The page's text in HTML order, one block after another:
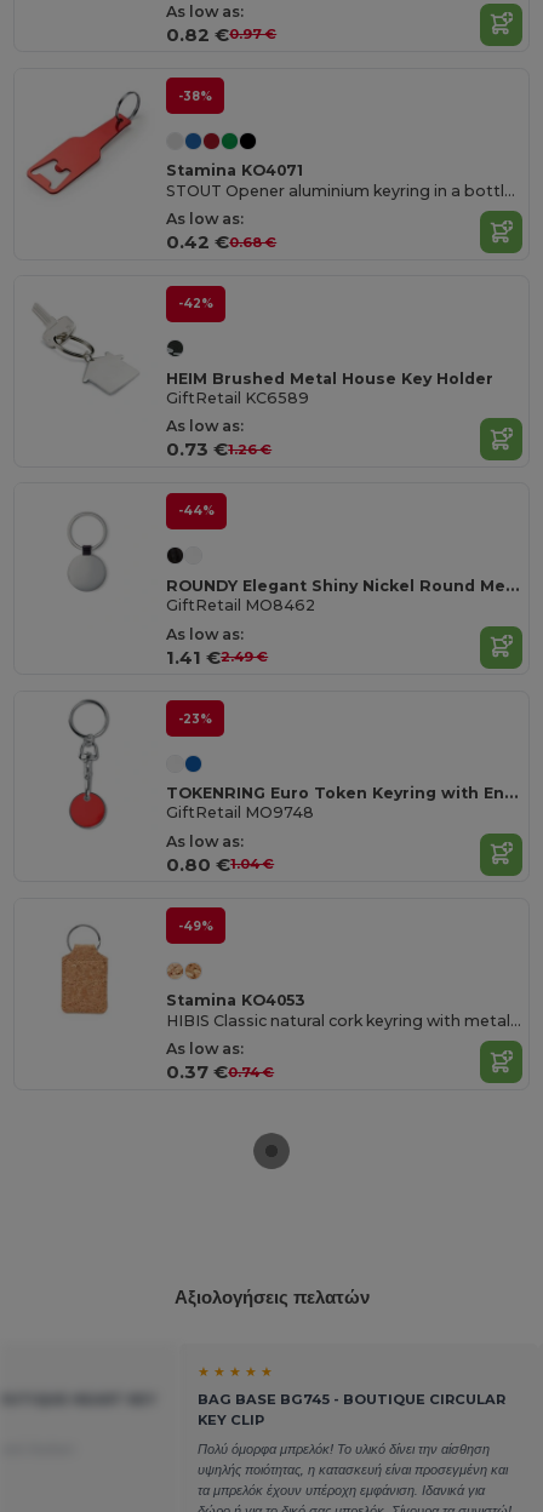
As low as:
0.82 €0.97 €
-38%
Stamina KO4071
STOUT Opener aluminium keyring in a bottle design
As low as:
0.42 €0.68 €
-42%
HEIM Brushed Metal House Key Holder
GiftRetail KC6589
As low as:
0.73 €1.26 €
-44%
ROUNDY Elegant Shiny Nickel Round Metal Key Ring
GiftRetail MO8462
As low as:
1.41 €2.49 €
-23%
TOKENRING Euro Token Keyring with Enamel Coating
GiftRetail MO9748
As low as:
0.80 €1.04 €
-49%
Stamina KO4053
HIBIS Classic natural cork keyring with metal ring
As low as:
0.37 €0.74 €
Αξιολογήσεις πελατών
★ ★ ★ ★ ★
BAG BASE BG745 - BOUTIQUE CIRCULAR
KEY CLIP
Πολύ όμορφα μπρελόκ! Το υλικό δίνει την αίσθηση
υψηλής ποιότητας, η κατασκευή είναι προσεγμένη και
τα μπρελόκ έχουν υπέροχη εμφάνιση. Ιδανικά για